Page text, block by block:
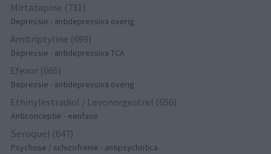
Mirtazapine (731)
Depressie - antidepressiva overig
Amitriptyline (699)
Depressie - antidepressiva TCA
Efexor (665)
Depressie - antidepressiva overig
Ethinylestradiol / Levonorgestrel (656)
Anticonceptie - eenfase
Seroquel (647)
Psychose / schizofrenie - antipsychotica